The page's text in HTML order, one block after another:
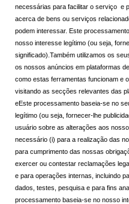
necessárias para facilitar o serviço e
acerca de bens ou serviços
podem interessar. Este
nosso interesse legítimo (ou seja,
significado).Também utilizamos os
os nossos anúncios em plataformas
como estas ferramentas funcionam e
visitando as secções relevantes das
eEste processamento baseia-se no
legítimo (ou seja, fornecer-lhe
usuário sobre as alterações aos
necessário (i) para a realização das
para cumprimento das nossas
exercer ou contestar reclamações
e para operações internas, incluindo
dados, testes, pesquisa e para fins
processamento baseia-se no nosso